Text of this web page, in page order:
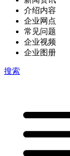
介绍内容
企业网点
常见问题
企业视频
企业图册
搜索